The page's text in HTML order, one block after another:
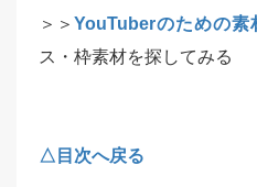
＞＞ YouTuberのための素
ス・枠素材を探してみる
△目次へ戻る